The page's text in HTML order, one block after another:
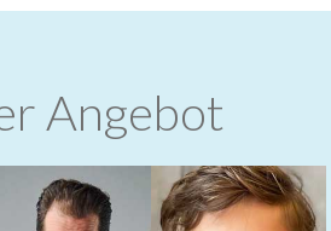
Angebot